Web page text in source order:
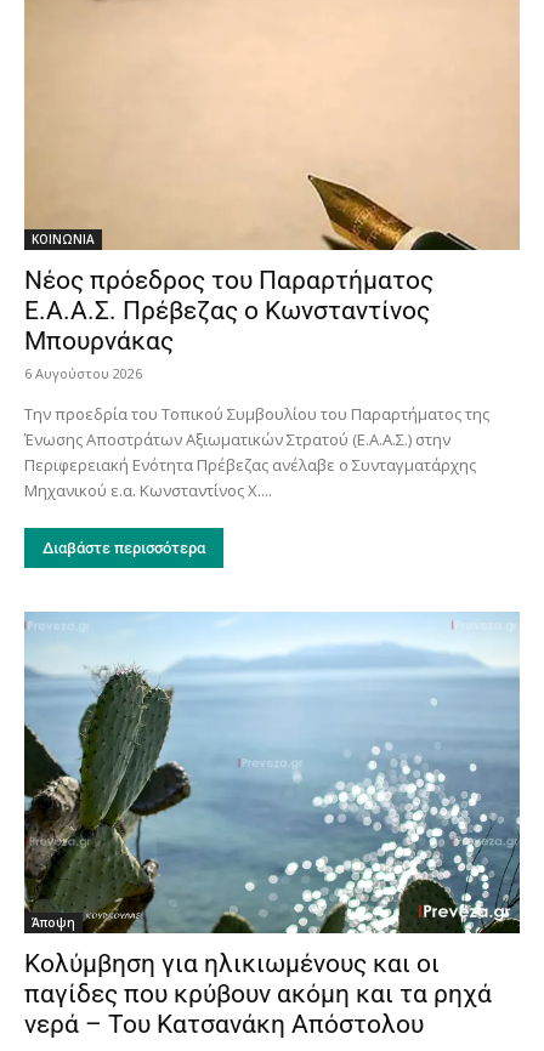
ΚΟΙΝΩΝΙΑ
Νέος πρόεδρος του Παραρτήματος
Ε.Α.Α.Σ. Πρέβεζας ο Κωνσταντίνος
Μπουρνάκας
6 Αυγούστου 2026
Την προεδρία του Τοπικού Συμβουλίου του Παραρτήματος της
Ένωσης Αποστράτων Αξιωματικών Στρατού (Ε.Α.Α.Σ.) στην
Περιφερειακή Ενότητα Πρέβεζας ανέλαβε ο Συνταγματάρχης
Μηχανικού ε.α. Κωνσταντίνος Χ....
Διαβάστε περισσότερα
Άποψη
Κολύμβηση για ηλικιωμένους και οι
παγίδες που κρύβουν ακόμη και τα ρηχά
νερά – Του Κατσανάκη Απόστολου